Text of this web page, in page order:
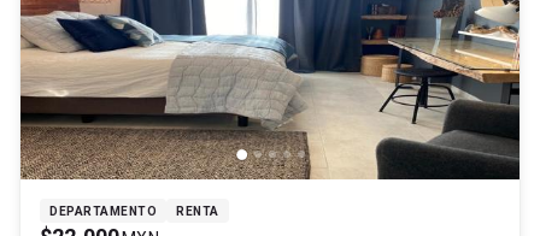
DEPARTAMENTO RENTA